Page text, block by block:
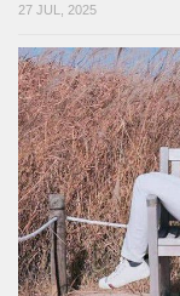
27 JUL, 2025